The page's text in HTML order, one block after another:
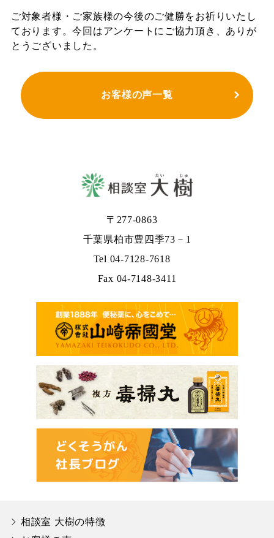
ご対象者様・ご家族様の今後のご健勝をお祈りいたし
ております。今回はアンケートにご協力頂き、ありが
とうございました。
お客様の声一覧
〒277-0863
千葉県柏市豊四季73－1
Tel 04-7128-7618
Fax 04-7148-3411
相談室 大樹の特徴